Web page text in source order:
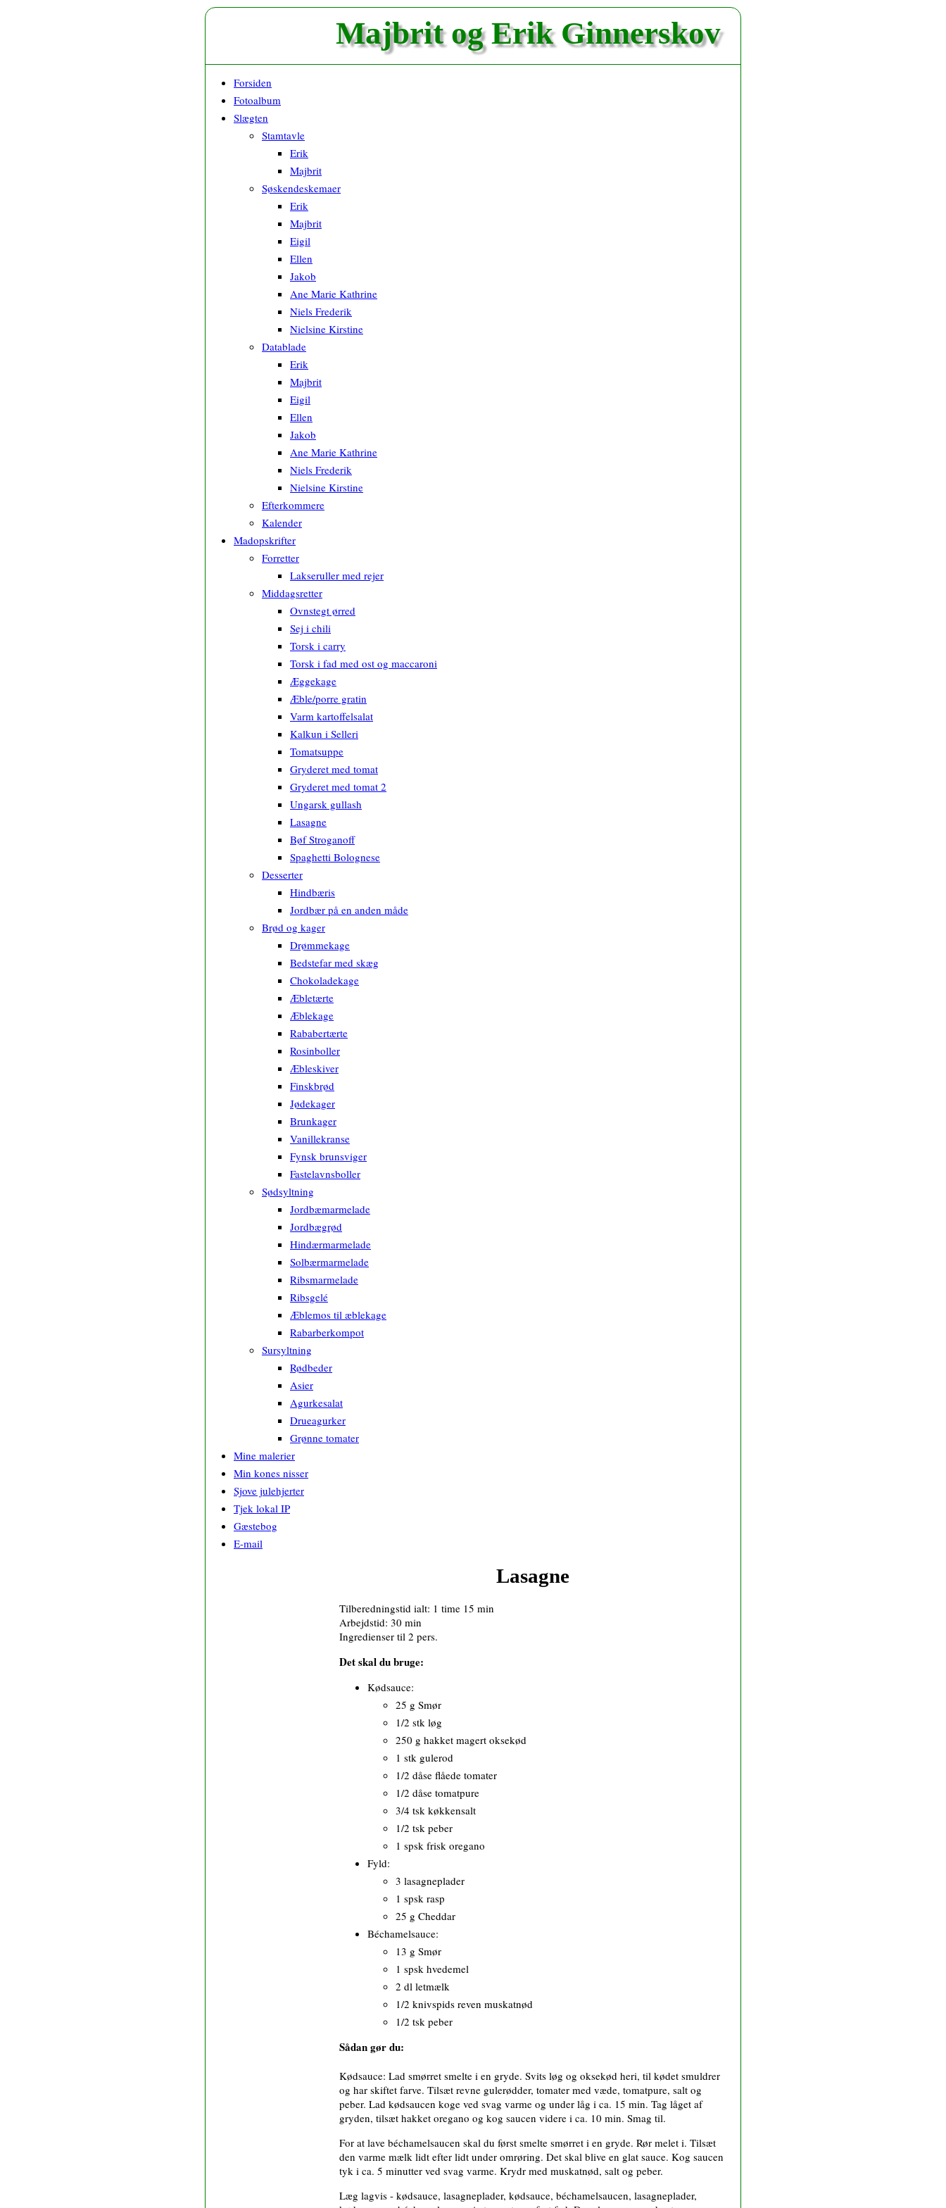
Majbrit og Erik Ginnerskov
Forsiden
Fotoalbum
Slægten
Stamtavle
Erik
Majbrit
Søskendeskemaer
Erik
Majbrit
Eigil
Ellen
Jakob
Ane Marie Kathrine
Niels Frederik
Nielsine Kirstine
Datablade
Erik
Majbrit
Eigil
Ellen
Jakob
Ane Marie Kathrine
Niels Frederik
Nielsine Kirstine
Efterkommere
Kalender
Madopskrifter
Forretter
Lakseruller med rejer
Middagsretter
Ovnstegt ørred
Sej i chili
Torsk i carry
Torsk i fad med ost og maccaroni
Æggekage
Æble/porre gratin
Varm kartoffelsalat
Kalkun i Selleri
Tomatsuppe
Gryderet med tomat
Gryderet med tomat 2
Ungarsk gullash
Lasagne
Bøf Stroganoff
Spaghetti Bolognese
Desserter
Hindbæris
Jordbær på en anden måde
Brød og kager
Drømmekage
Bedstefar med skæg
Chokoladekage
Æbletærte
Æblekage
Rababertærte
Rosinboller
Æbleskiver
Finskbrød
Jødekager
Brunkager
Vanillekranse
Fynsk brunsviger
Fastelavnsboller
Sødsyltning
Jordbæmarmelade
Jordbægrød
Hindærmarmelade
Solbærmarmelade
Ribsmarmelade
Ribsgelé
Æblemos til æblekage
Rabarberkompot
Sursyltning
Rødbeder
Asier
Agurkesalat
Drueagurker
Grønne tomater
Mine malerier
Min kones nisser
Sjove julehjerter
Tjek lokal IP
Gæstebog
E-mail
Lasagne
Tilberedningstid ialt: 1 time 15 min
Arbejdstid: 30 min
Ingredienser til 2 pers.
Det skal du bruge:
Kødsauce:
25 g Smør
1/2 stk løg
250 g hakket magert oksekød
1 stk gulerod
1/2 dåse flåede tomater
1/2 dåse tomatpure
3/4 tsk køkkensalt
1/2 tsk peber
1 spsk frisk oregano
Fyld:
3 lasagneplader
1 spsk rasp
25 g Cheddar
Béchamelsauce:
13 g Smør
1 spsk hvedemel
2 dl letmælk
1/2 knivspids reven muskatnød
1/2 tsk peber
Sådan gør du:
Kødsauce: Lad smørret smelte i en gryde. Svits løg og oksekød heri, til kødet smuldrer
og har skiftet farve. Tilsæt revne gulerødder, tomater med væde, tomatpure, salt og
peber. Lad kødsaucen koge ved svag varme og under låg i ca. 15 min. Tag låget af
gryden, tilsæt hakket oregano og kog saucen videre i ca. 10 min. Smag til.
For at lave béchamelsaucen skal du først smelte smørret i en gryde. Rør melet i. Tilsæt
den varme mælk lidt efter lidt under omrøring. Det skal blive en glat sauce. Kog saucen
tyk i ca. 5 minutter ved svag varme. Krydr med muskatnød, salt og peber.
Læg lagvis - kødsauce, lasagneplader, kødsauce, béchamelsaucen, lasagneplader,